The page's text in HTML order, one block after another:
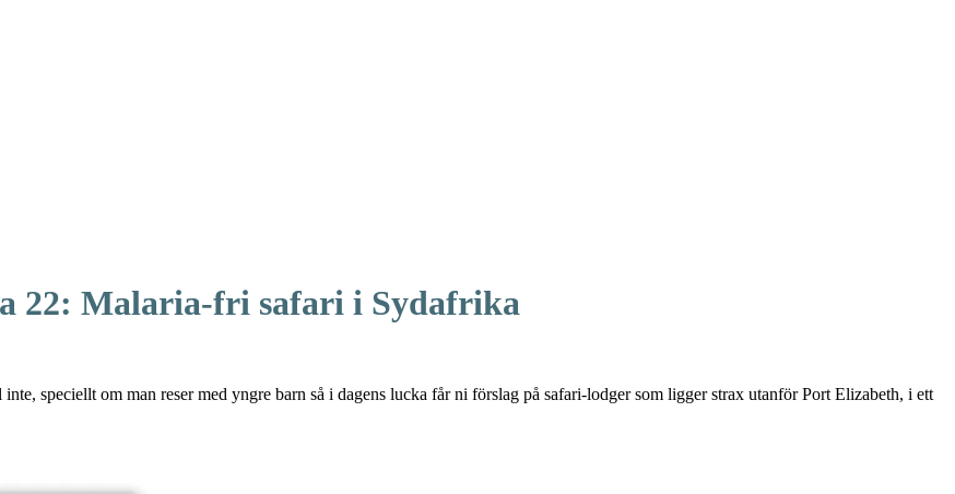
22: Malaria-fri safari i Sydafrika
speciellt om man reser med yngre barn så i dagens lucka får ni förslag på safari-lodger som ligger strax utanför Port Elizabeth, i ett